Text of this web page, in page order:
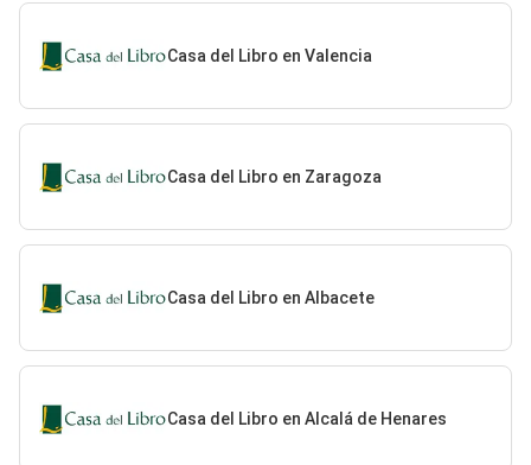
Casa del Libro en Valencia
Casa del Libro en Zaragoza
Casa del Libro en Albacete
Casa del Libro en Alcalá de Henares